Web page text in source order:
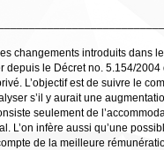
changements introduits dans
le Décret no. 5.154/2004
L’objectif est de suivre le
s’il y aurait une
seulement de
L’on infère aussi qu’une
de la meilleure